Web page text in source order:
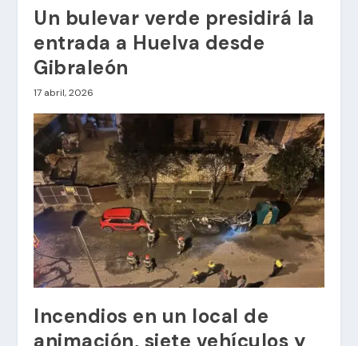
Un bulevar verde presidirá la
entrada a Huelva desde
Gibraleón
17 abril, 2026
Incendios en un local de
animación, siete vehículos y